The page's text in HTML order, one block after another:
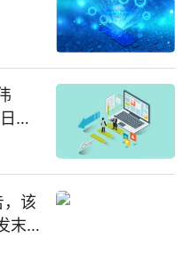
快
该
末
日